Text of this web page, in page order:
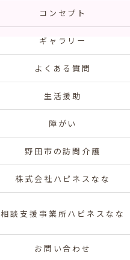
コンセプト
ギャラリー
よくある質問
生活援助
障がい
野田市の訪問介護
株式会社ハピネスなな
相談支援事業所ハピネスなな
お問い合わせ